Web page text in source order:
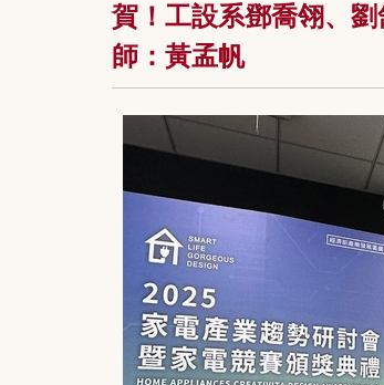
賀！工設系鄧喬翎、
師：黃孟帆